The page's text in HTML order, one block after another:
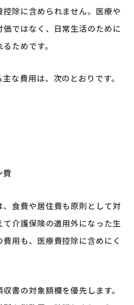
除に含められません。医療や
ではなく、日常生活のために
ためです。
な費用は、次のとおりです。
費
食費や居住費も原則として対
て介護保険の適用外になった生
用も、医療費控除に含めにく
書の対象額欄を優先します。